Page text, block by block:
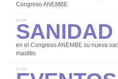
Congreso ANEMBE
15 Jun
Sanidad
en el Congreso ANEMBE su nueva
mastitis
12 Jun